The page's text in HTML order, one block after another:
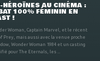
HÉROÏNES AU CINÉMA :
100% FÉMININ EN
!
Woman, Captain Marvel, et le récent
Prey, mais aussi avec la venue proche
Wonder Woman 1984 et un casting
pour The Eternals, les ...